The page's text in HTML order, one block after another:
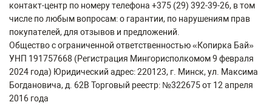
контакт-центр по номеру телефона +375 (29) 392-39-26, в том
числе по любым вопросам: о гарантии, по нарушениям прав
покупателей, для отзывов и предложений.
Общество с ограниченной ответственностью «Копирка Бай»
УНП 191757668 (Регистрация Мингорисполкомом 9 февраля
2024 года) Юридический адрес: 220123, г. Минск, ул. Максима
Богдановича, д. 62В Торговый реестр: №322675 от 12 апреля
2016 года